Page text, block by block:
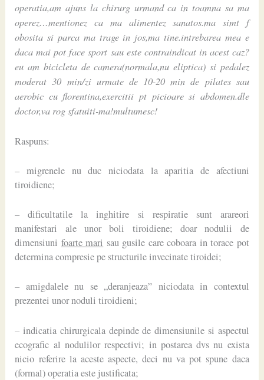
operatia,am ajuns la chirurg urmand ca in toamna sa ma
operez…mentionez ca ma alimentez sanatos.ma simt f
obosita si parca ma trage in jos,ma tine.intrebarea mea e
daca mai pot face sport sau este contraindicat in acest caz?
eu am bicicleta de camera(normala,nu eliptica) si pedalez
moderat 30 min/zi urmate de 10-20 min de pilates sau
aerobic cu florentina,exercitii pt picioare si abdomen.dle
doctor,va rog sfatuiti-ma!multumesc!
Raspuns:
– migrenele nu duc niciodata la aparitia de afectiuni
tiroidiene;
– dificultatile la inghitire si respiratie sunt arareori
manifestari ale unor boli tiroidiene; doar nodulii de
dimensiuni foarte mari sau gusile care coboara in torace pot
determina compresie pe structurile invecinate tiroidei;
– amigdalele nu se „deranjeaza” niciodata in contextul
prezentei unor noduli tiroidieni;
– indicatia chirurgicala depinde de dimensiunile si aspectul
ecografic al nodulilor respectivi; in postarea dvs nu exista
nicio referire la aceste aspecte, deci nu va pot spune daca
(formal) operatia este justificata;